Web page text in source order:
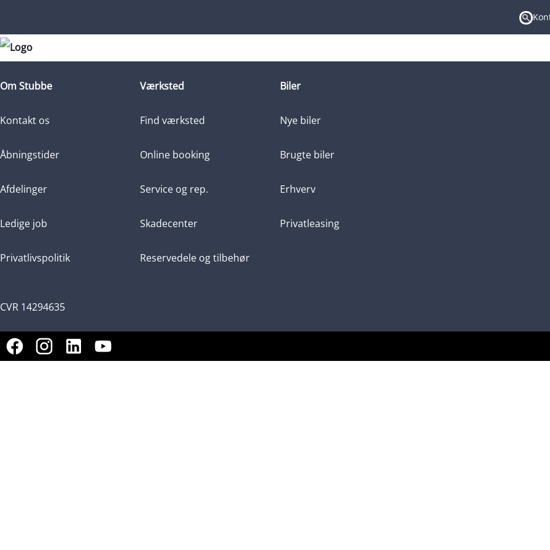
Om Stubbe
Kontakt os
Åbningstider
Afdelinger
Ledige job
Privatlivspolitik
Værksted
Find værksted
Online booking
Service og rep.
Skadecenter
Reservedele og tilbehør
Biler
Nye biler
Brugte biler
Erhverv
Privatleasing
CVR 14294635